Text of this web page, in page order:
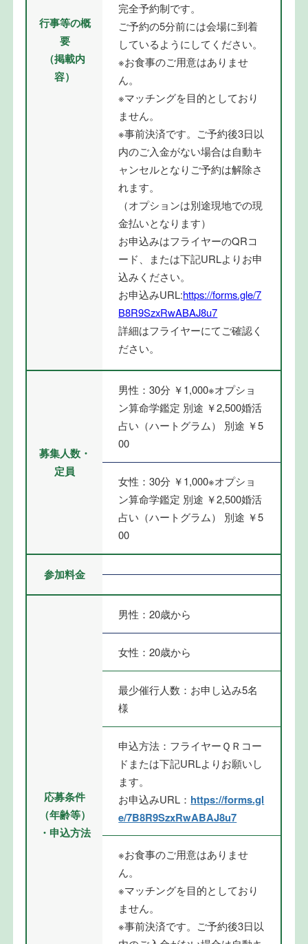
行事等の概
要
（掲載内
容）
完全予約制です。
ご予約の5分前には会場に到着
しているようにしてください。
※お食事のご用意はありませ
ん。
※マッチングを目的としており
ません。
※事前決済です。ご予約後3日以
内のご入金がない場合は自動キ
ャンセルとなりご予約は解除さ
れます。
（オプションは別途現地での現
金払いとなります）
お申込みはフライヤーのQRコ
ード、または下記URLよりお申
込みください。
お申込みURL:https://forms.gle/7
B8R9SzxRwABAJ8u7
詳細はフライヤーにてご確認く
ださい。
募集人数・
定員
男性：30分 ￥1,000※オプショ
ン算命学鑑定 別途 ￥2,500婚活
占い（ハートグラム） 別途 ￥5
00
女性：30分 ￥1,000※オプショ
ン算命学鑑定 別途 ￥2,500婚活
占い（ハートグラム） 別途 ￥5
00
参加料金
応募条件
（年齢等）
・申込方法
男性：20歳から
女性：20歳から
最少催行人数：お申し込み5名
様
申込方法：フライヤーＱＲコー
ドまたは下記URLよりお願いし
ます。
お申込みURL： https://forms.gl
e/7B8R9SzxRwABAJ8u7
※お食事のご用意はありませ
ん。
※マッチングを目的としており
ません。
※事前決済です。ご予約後3日以